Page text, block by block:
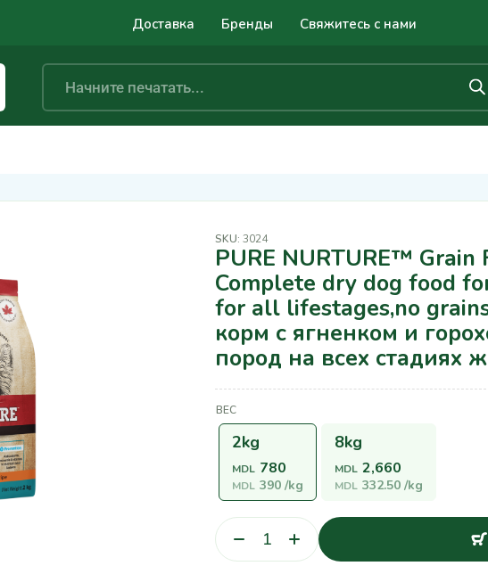
Доставка Бренды Свяжитесь с нами
SKU:3024
PURE NURTURE™
Complete dry dog food
for all lifestages,no
корм с ягненком и
пород на всех стадиях
ВЕС
2kg
MDL 780
MDL 390/kg
8kg
MDL 2,660
MDL 332.50/kg